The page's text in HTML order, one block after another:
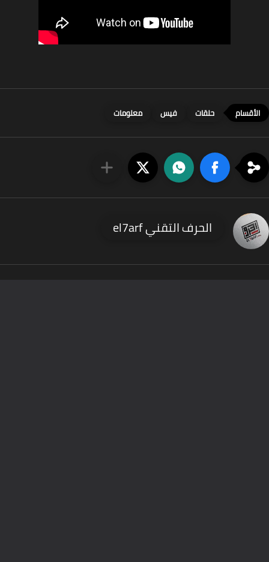
حلقات فيس معلومات
الحرف التقني el7arf